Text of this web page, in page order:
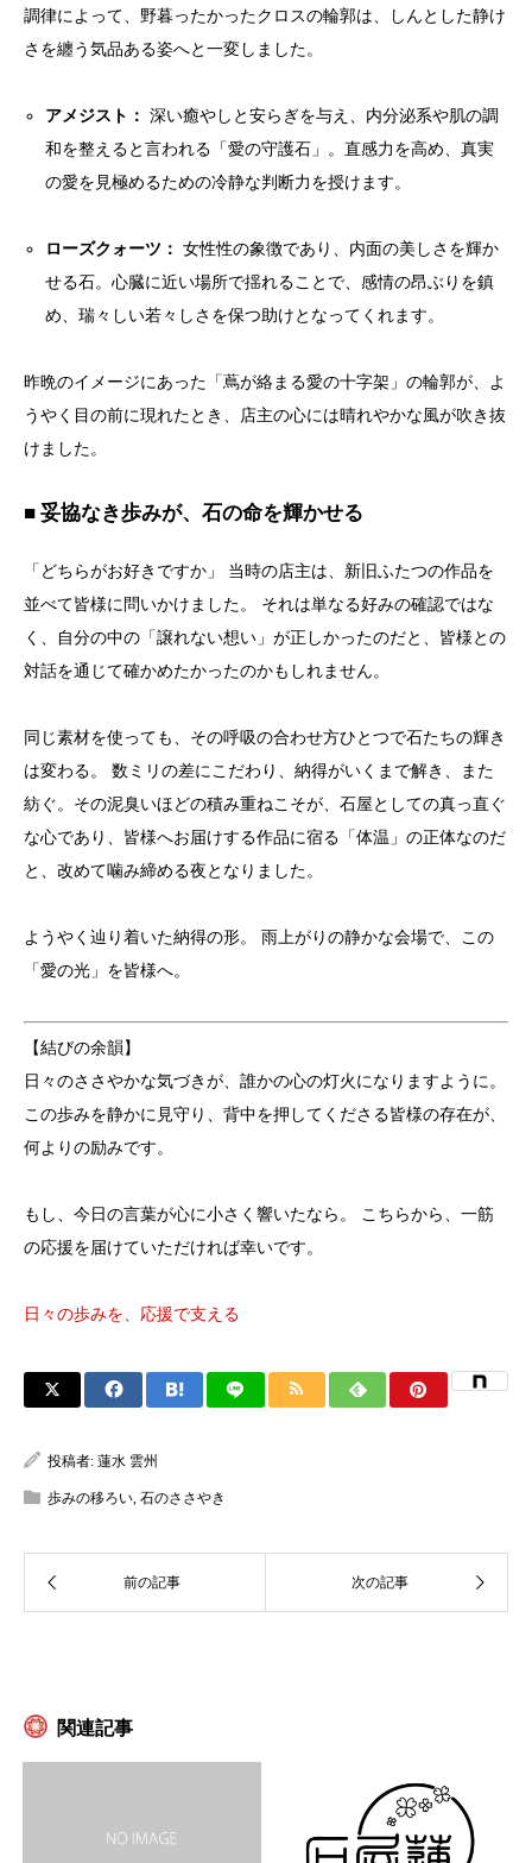
調律によって、野暮ったかったクロスの輪郭は、しんとした静け
さを纏う気品ある姿へと一変しました。
アメジスト： 深い癒やしと安らぎを与え、内分泌系や肌の調
和を整えると言われる「愛の守護石」。直感力を高め、真実
の愛を見極めるための冷静な判断力を授けます。
ローズクォーツ： 女性性の象徴であり、内面の美しさを輝か
せる石。心臓に近い場所で揺れることで、感情の昂ぶりを鎮
め、瑞々しい若々しさを保つ助けとなってくれます。
昨晩のイメージにあった「蔦が絡まる愛の十字架」の輪郭が、よ
うやく目の前に現れたとき、店主の心には晴れやかな風が吹き抜
けました。
■ 妥協なき歩みが、石の命を輝かせる
「どちらがお好きですか」 当時の店主は、新旧ふたつの作品を
並べて皆様に問いかけました。 それは単なる好みの確認ではな
く、自分の中の「譲れない想い」が正しかったのだと、皆様との
対話を通じて確かめたかったのかもしれません。
同じ素材を使っても、その呼吸の合わせ方ひとつで石たちの輝き
は変わる。 数ミリの差にこだわり、納得がいくまで解き、また
紡ぐ。その泥臭いほどの積み重ねこそが、石屋としての真っ直ぐ
な心であり、皆様へお届けする作品に宿る「体温」の正体なのだ
と、改めて噛み締める夜となりました。
ようやく辿り着いた納得の形。 雨上がりの静かな会場で、この
「愛の光」を皆様へ。
【結びの余韻】
日々のささやかな気づきが、誰かの心の灯火になりますように。
この歩みを静かに見守り、背中を押してくださる皆様の存在が、
何よりの励みです。
もし、今日の言葉が心に小さく響いたなら。 こちらから、一筋
の応援を届けていただければ幸いです。
日々の歩みを、応援で支える
投稿者: 蓮水 雲州
歩みの移ろい, 石のささやき
関連記事